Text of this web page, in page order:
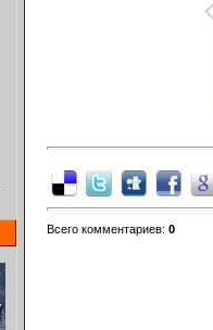
Всего комментариев: 0